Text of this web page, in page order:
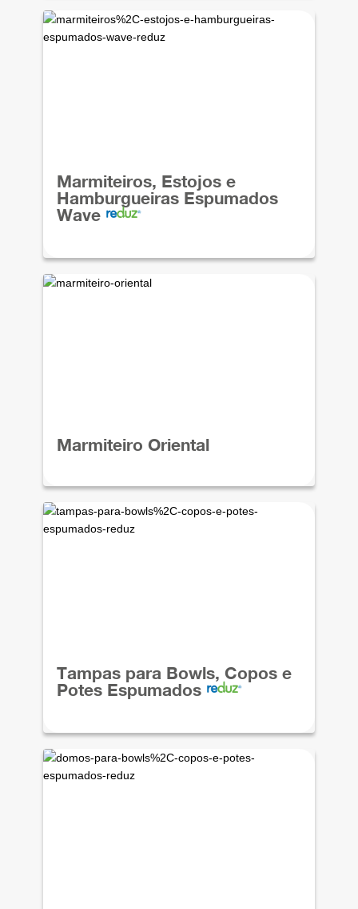
Marmiteiros, Estojos e
Hamburgueiras Espumados
Wave
Marmiteiro Oriental
Tampas para Bowls, Copos e
Potes Espumados